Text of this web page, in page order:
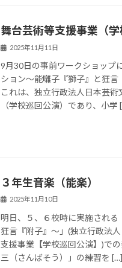
舞台芸術等支援事業（
2025年11月11日
9月30日の事前ワークショップ
ション～能囃子『獅子』と狂言
これは、独立行政法人日本芸
（学校巡回公演）であり、小学
３年生音楽（能楽）
2025年11月10日
明日、５、６校時に実施され
狂言『附子』～」(独立行政法
支援事業【学校巡回公演】)で
三（さんばそう）」の練習を […]